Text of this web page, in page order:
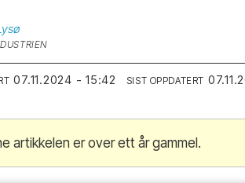
07.11.2024 - 15:42 SIST OPPDATERT
artikkelen er over ett år gammel.